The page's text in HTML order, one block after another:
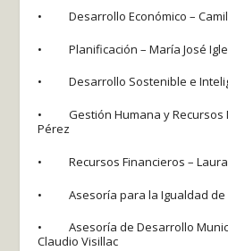
• Desarrollo Económico –
• Planificación – María José
• Desarrollo Sostenible e
• Gestión Humana y Recursos
Pérez
• Recursos Financieros – Laura
• Asesoría para la Igualdad de
• Asesoría de Desarrollo
Claudio Visillac